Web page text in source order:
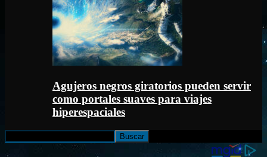
Agujeros negros giratorios pueden servir
como portales suaves para viajes
hiperespaciales